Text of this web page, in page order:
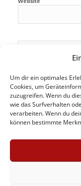
Um dir ein optimales
Cookies, um
zuzugreifen. Wenn du
wie das Surfverhalten
verarbeiten. Wenn du
können bestimmte